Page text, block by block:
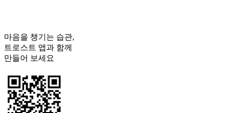
마음을 챙기는 습관,
트로스트 앱과 함께
만들어 보세요